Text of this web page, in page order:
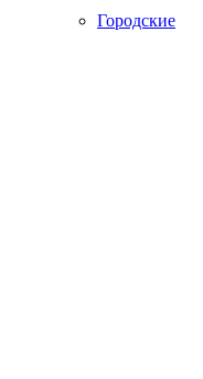
Городские